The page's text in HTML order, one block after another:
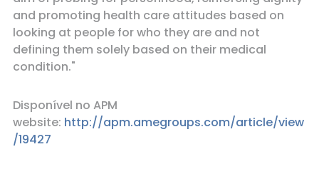
and promoting health care attitudes based on
looking at people for who they are and not
defining them solely based on their medical
condition."
Disponível no APM
website: http://apm.amegroups.com/article/view
/19427